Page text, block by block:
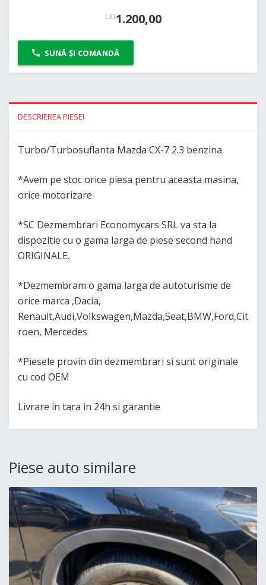
LEI1.200,00
SUNĂ ȘI COMANDĂ
DESCRIEREA PIESEI
Turbo/Turbosuflanta Mazda CX-7 2.3 benzina
*Avem pe stoc orice piesa pentru aceasta masina,
orice motorizare
*SC Dezmembrari Economycars SRL va sta la
dispozitie cu o gama larga de piese second hand
ORIGINALE.
*Dezmembram o gama larga de autoturisme de
orice marca ,Dacia,
Renault,Audi,Volkswagen,Mazda,Seat,BMW,Ford,Cit
roen, Mercedes
*Piesele provin din dezmembrari si sunt originale
cu cod OEM
Livrare in tara in 24h si garantie
Piese auto similare